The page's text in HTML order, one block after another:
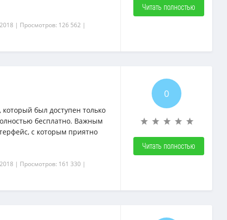
| Просмотров: 126 562 |
Читать полностью
был доступен только
бесплатно. Важным
с которым приятно
| Просмотров: 161 330 |
0
Читать полностью